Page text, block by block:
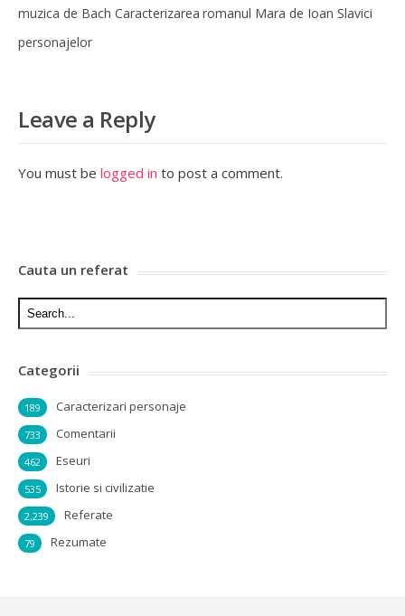
muzica de Bach Caracterizarea
personajelor
romanul Mara de Ioan Slavici
Leave a Reply
You must be logged in to post a comment.
Cauta un referat
Categorii
Caracterizari personaje
189
Comentarii
733
Eseuri
462
Istorie si civilizatie
535
Referate
2,239
Rezumate
79